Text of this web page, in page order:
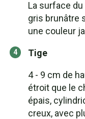
La surface
gris brunâtre
une couleur
Tige
4 - 9 cm de
étroit que le
épais,
creux, avec